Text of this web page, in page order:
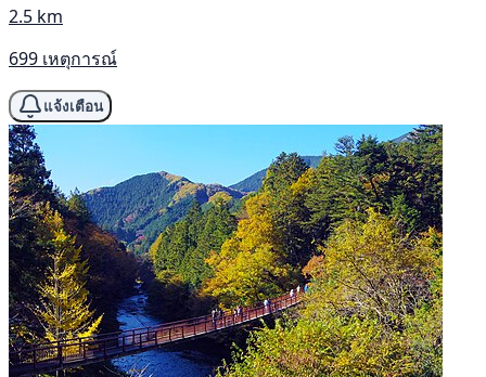
2.5 km
699 เหตุการณ์
แจ้งเตือน